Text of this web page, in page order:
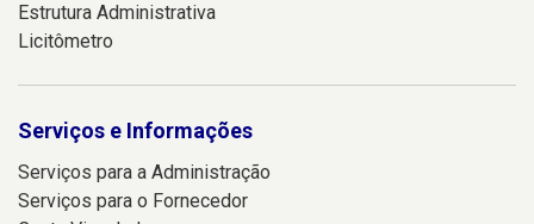
Estrutura Administrativa
Licitômetro
Serviços e Informações
Serviços para a Administração
Serviços para o Fornecedor